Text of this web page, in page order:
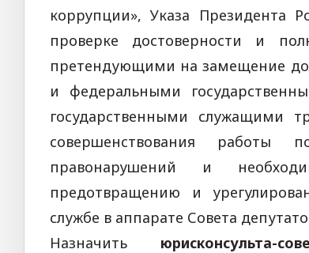
коррупции», Указа Президента
проверке достоверности и
претендующими на замещение
и федеральными
государственными служащими
совершенствования
правонарушений и
предотвращению и
службе в аппарате Совета
Назначить юрисконсульта-